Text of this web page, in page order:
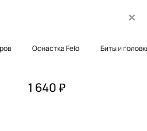
Оснастка Felo Биты и
1 640 ₽